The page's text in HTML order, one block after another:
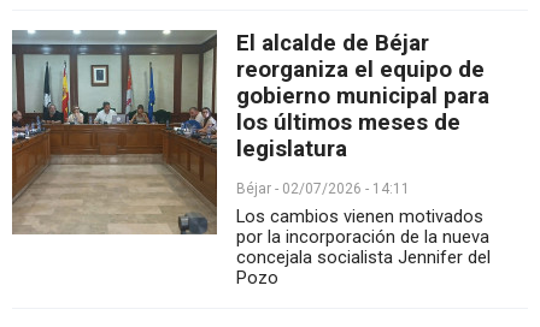
El alcalde de Béjar
reorganiza el equipo de
gobierno municipal para
los últimos meses de
legislatura
Béjar - 02/07/2026 - 14:11
Los cambios vienen motivados
por la incorporación de la nueva
concejala socialista Jennifer del
Pozo